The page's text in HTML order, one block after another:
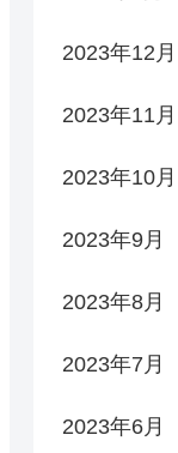
2023年12月
2023年11月
2023年10月
2023年9月
2023年8月
2023年7月
2023年6月